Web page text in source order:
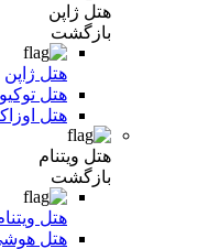
هتل ژاپن
بازگشت
هتل ژاپن
هتل توکیو
هتل
هتل ویتنام
بازگشت
هتل
هتل